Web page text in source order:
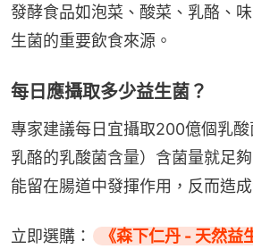
發酵食品如泡菜、酸菜、乳酪、
生菌的重要飲食來源。
每日應攝取多少益生菌？
專家建議每日宜攝取200億個乳
乳酪的乳酸菌含量）含菌量就足
能留在腸道中發揮作用，反而造成
立即選購：
《森下仁丹 - 天然